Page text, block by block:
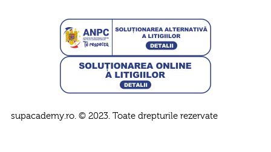
supacademy.ro. © 2023. Toate drepturile rezervate